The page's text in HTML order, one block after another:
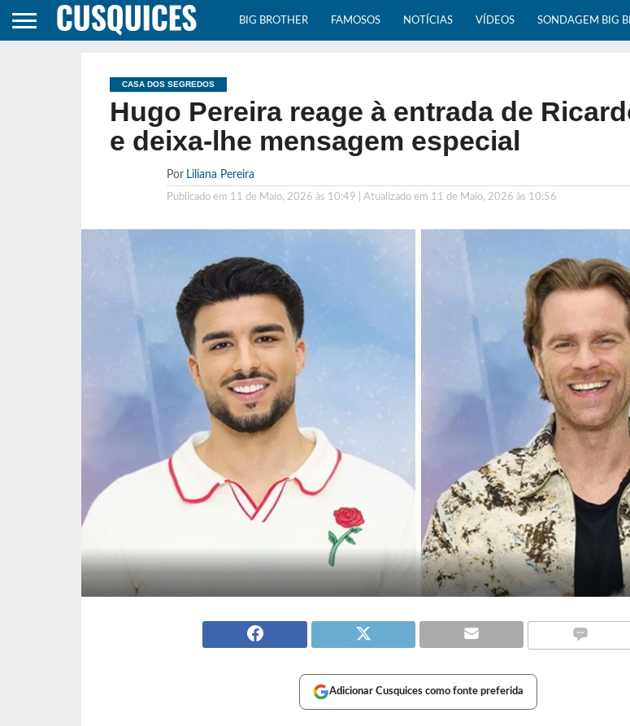
BIG BROTHER FAMOSOS NOTÍCIAS VÍDEOS SONDAGEM BIG
CASA DOS SEGREDOS
Hugo Pereira reage à entrada de
e deixa-lhe mensagem especial
Por Liliana Pereira
Publicado em 11 de Maio, 2026 às 10:49 | Atualizado em 11 de Maio, 2026 às 10:56
Adicionar Cusquices como fonte preferida